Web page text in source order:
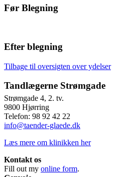
Før Blegning
Efter blegning
Tilbage til oversigten over ydelser
Tandlægerne Strømgade
Strømgade 4, 2. tv.
9800 Hjørring
Telefon: 98 92 42 22
info@taender-glaede.dk
Læs mere om klinikken her
Kontakt os
Fill out my online form.